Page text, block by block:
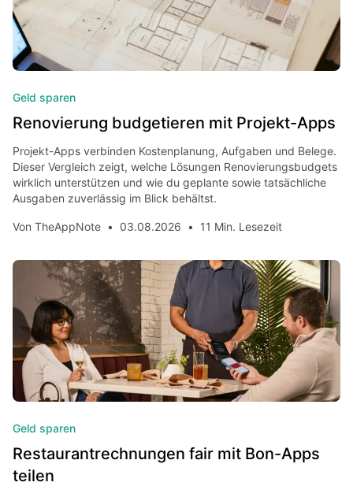
Geld sparen
Renovierung budgetieren mit Projekt-Apps
Projekt-Apps verbinden Kostenplanung, Aufgaben und Belege.
Dieser Vergleich zeigt, welche Lösungen Renovierungsbudgets
wirklich unterstützen und wie du geplante sowie tatsächliche
Ausgaben zuverlässig im Blick behältst.
Von TheAppNote • 03.08.2026 • 11 Min. Lesezeit
Geld sparen
Restaurantrechnungen fair mit Bon-Apps
teilen